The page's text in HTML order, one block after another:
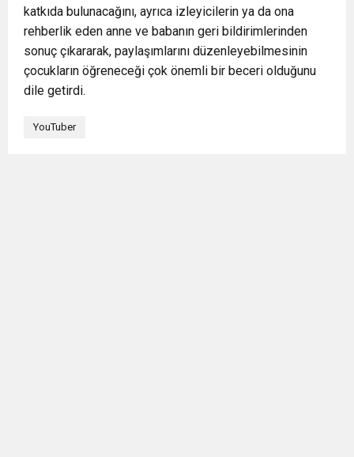
katkıda bulunacağını, ayrıca izleyicilerin ya da ona
rehberlik eden anne ve babanın geri bildirimlerinden
sonuç çıkararak, paylaşımlarını düzenleyebilmesinin
çocukların öğreneceği çok önemli bir beceri olduğunu
dile getirdi.
YouTuber